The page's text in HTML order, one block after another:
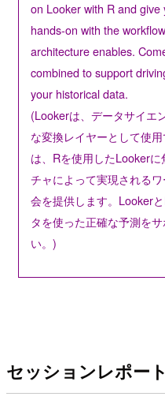
on Looker with R and
hands-on with the
architecture enables.
combined to support
your historical data.
(Lookerは、データサイエ
な変換レイヤーとして使
は、Rを使用したLooker
チャによって実現される
会を提供します。Looker
タを使った正確な予測を
い。)
セッションレポート